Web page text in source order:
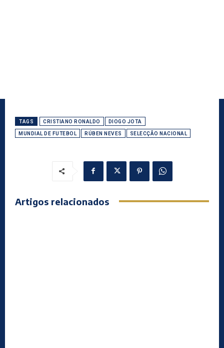
TAGS CRISTIANO RONALDO DIOGO JOTA
MUNDIAL DE FUTEBOL RÚBEN NEVES SELECÇÃO NACIONAL
Artigos relacionados